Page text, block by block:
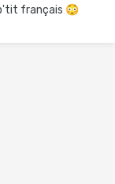
français 😳